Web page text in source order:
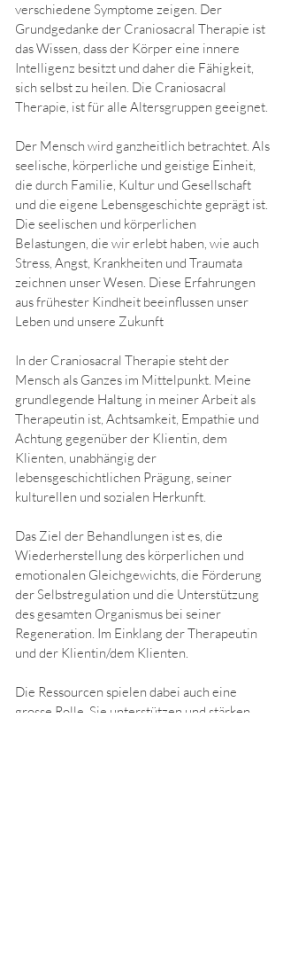
verschiedene Symptome zeigen. Der
Grundgedanke der Craniosacral Therapie ist
das Wissen, dass der Körper eine innere
Intelligenz besitzt und daher die Fähigkeit,
sich selbst zu heilen. Die Craniosacral
Therapie, ist für alle Altersgruppen geeignet.
Der Mensch wird ganzheitlich betrachtet. Als
seelische, körperliche und geistige Einheit,
die durch Familie, Kultur und Gesellschaft
und die eigene Lebensgeschichte geprägt ist.
Die seelischen und körperlichen
Belastungen, die wir erlebt haben, wie auch
Stress, Angst, Krankheiten und Traumata
zeichnen unser Wesen. Diese Erfahrungen
aus frühester Kindheit beeinflussen unser
Leben und unsere Zukunft
In der Craniosacral Therapie steht der
Mensch als Ganzes im Mittelpunkt. Meine
grundlegende Haltung in meiner Arbeit als
Therapeutin ist, Achtsamkeit, Empathie und
Achtung gegenüber der Klientin, dem
Klienten, unabhängig der
lebensgeschichtlichen Prägung, seiner
kulturellen und sozialen Herkunft.
Das Ziel der Behandlungen ist es, die
Wiederherstellung des körperlichen und
emotionalen Gleichgewichts, die Förderung
der Selbstregulation und die Unterstützung
des gesamten Organismus bei seiner
Regeneration. Im Einklang der Therapeutin
und der Klientin/dem Klienten.
Die Ressourcen spielen dabei auch eine
grosse Rolle. Sie unterstützen und stärken